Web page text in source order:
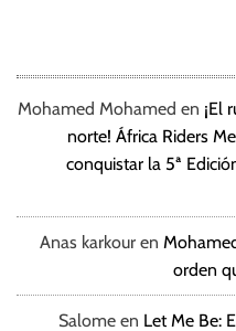
Mohamed Mohamed en ¡El
norte! África Riders
conquistar la 5ª
Anas karkour en
orden
Salome en Let Me Be: